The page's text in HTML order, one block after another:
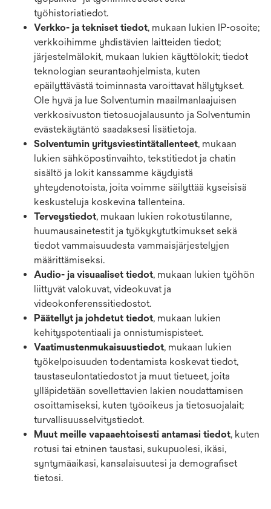
työhistoriatiedot.
Verkko- ja tekniset tiedot, mukaan lukien IP-osoite;
verkkoihimme yhdistävien laitteiden tiedot;
järjestelmälokit, mukaan lukien käyttölokit; tiedot
teknologian seurantaohjelmista, kuten
epäilyttävästä toiminnasta varoittavat hälytykset.
Ole hyvä ja lue Solventumin maailmanlaajuisen
verkkosivuston tietosuojalausunto ja Solventumin
evästekäytäntö saadaksesi lisätietoja.
Solventumin yritysviestintätallenteet, mukaan
lukien sähköpostinvaihto, tekstitiedot ja chatin
sisältö ja lokit kanssamme käydyistä
yhteydenotoista, joita voimme säilyttää kyseisisä
keskusteluja koskevina tallenteina.
Terveystiedot, mukaan lukien rokotustilanne,
huumausainetestit ja työkykytutkimukset sekä
tiedot vammaisuudesta vammaisjärjestelyjen
määrittämiseksi.
Audio- ja visuaaliset tiedot, mukaan lukien työhön
liittyvät valokuvat, videokuvat ja
videokonferenssitiedostot.
Päätellyt ja johdetut tiedot, mukaan lukien
kehityspotentiaali ja onnistumispisteet.
Vaatimustenmukaisuustiedot, mukaan lukien
työkelpoisuuden todentamista koskevat tiedot,
taustaseulontatiedostot ja muut tietueet, joita
ylläpidetään sovellettavien lakien noudattamisen
osoittamiseksi, kuten työoikeus ja tietosuojalait;
turvallisuusselvitystiedot.
Muut meille vapaaehtoisesti antamasi tiedot, kuten
rotusi tai etninen taustasi, sukupuolesi, ikäsi,
syntymäaikasi, kansalaisuutesi ja demografiset
tietosi.